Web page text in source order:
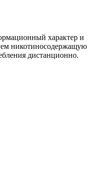
характер и
никотиносодержащую
дистанционно.